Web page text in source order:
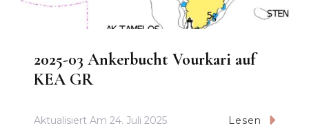
2025-03 Ankerbucht Vourkari auf
KEA GR
Aktualisiert Am 24. Juli 2025 Lesen